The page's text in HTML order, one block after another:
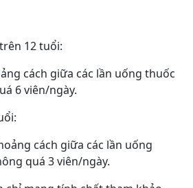
12 tuổi:
cách giữa các lần uống thuốc
6 viên/ngày.
cách giữa các lần uống
quá 3 viên/ngày.